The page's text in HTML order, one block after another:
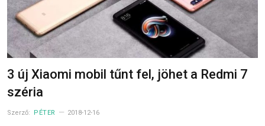
3 új Xiaomi mobil tűnt fel, jöhet a Redmi 7
széria
Szerző: PÉTER 2018-12-16